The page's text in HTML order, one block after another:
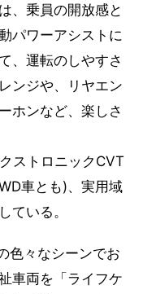
、乗員の開放感と
パワーアシストに
、運転のしやすさ
ンジや、リヤエン
ホンなど、楽しさ
ストロニックCVT
車とも)、実用域
ている。
色々なシーンでお
車両を「ライフケ